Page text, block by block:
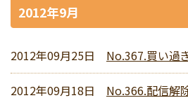
2012年9月
2012年09月25日 No.367.買い過
2012年09月18日 No.366.配信解